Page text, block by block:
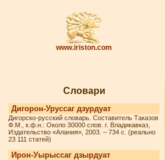
www.iriston.com
Словари
Дигорон-Уруссаг дзурдуат
Дигорско-русский словарь. Составитель Таказов
Ф.М., к.ф.н.: Около 30000 слов. г. Владикавказ,
Издательство «Алания», 2003. – 734 с. (реально
23 111 статей)
Ирон-Уырыссаг дзырдуат